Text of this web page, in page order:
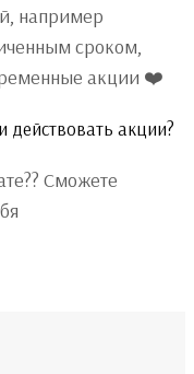
например
сроком,
акции ❤️
действовать акции?
Сможете